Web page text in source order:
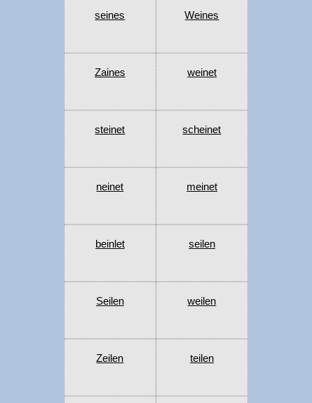
seines Weines
Zaines weinet
steinet scheinet
neinet meinet
beinlet seilen
Seilen weilen
Zeilen teilen